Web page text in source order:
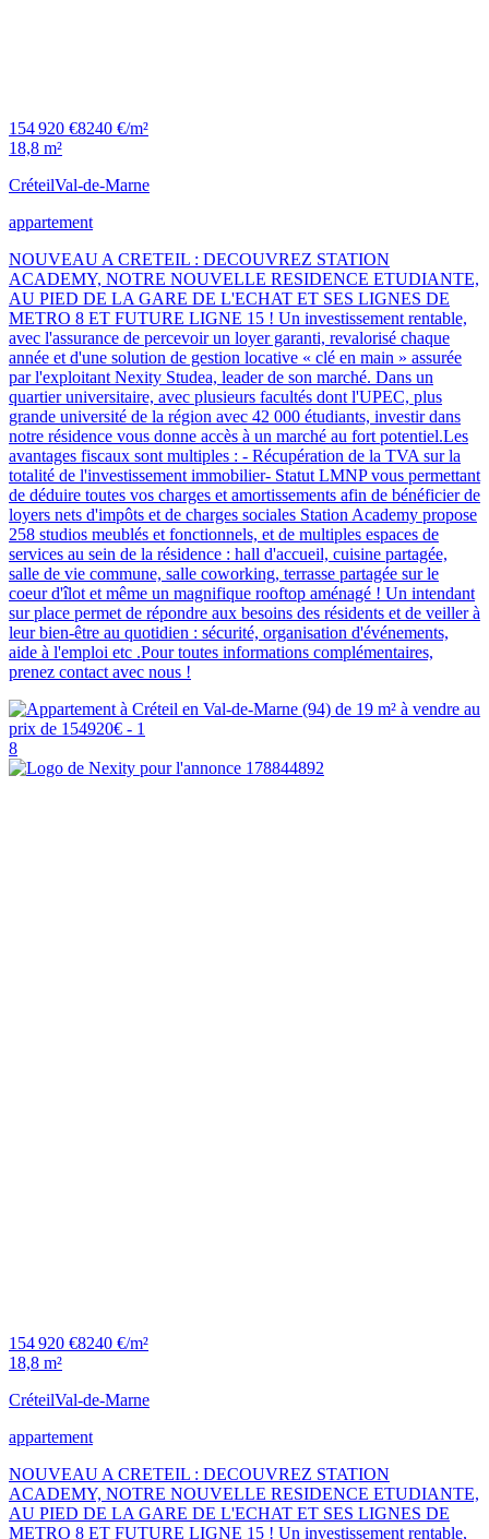
154 920 €8240 €/m²
18,8 m²
CréteilVal-de-Marne
appartement
NOUVEAU A CRETEIL : DECOUVREZ STATION
ACADEMY, NOTRE NOUVELLE RESIDENCE ETUDIANTE,
AU PIED DE LA GARE DE L'ECHAT ET SES LIGNES DE
METRO 8 ET FUTURE LIGNE 15 ! Un investissement rentable,
avec l'assurance de percevoir un loyer garanti, revalorisé chaque
année et d'une solution de gestion locative « clé en main » assurée
par l'exploitant Nexity Studea, leader de son marché. Dans un
quartier universitaire, avec plusieurs facultés dont l'UPEC, plus
grande université de la région avec 42 000 étudiants, investir dans
notre résidence vous donne accès à un marché au fort potentiel.Les
avantages fiscaux sont multiples : - Récupération de la TVA sur la
totalité de l'investissement immobilier- Statut LMNP vous permettant
de déduire toutes vos charges et amortissements afin de bénéficier de
loyers nets d'impôts et de charges sociales Station Academy propose
258 studios meublés et fonctionnels, et de multiples espaces de
services au sein de la résidence : hall d'accueil, cuisine partagée,
salle de vie commune, salle coworking, terrasse partagée sur le
coeur d'îlot et même un magnifique rooftop aménagé ! Un intendant
sur place permet de répondre aux besoins des résidents et de veiller à
leur bien-être au quotidien : sécurité, organisation d'événements,
aide à l'emploi etc .Pour toutes informations complémentaires,
prenez contact avec nous !
8
154 920 €8240 €/m²
18,8 m²
CréteilVal-de-Marne
appartement
NOUVEAU A CRETEIL : DECOUVREZ STATION
ACADEMY, NOTRE NOUVELLE RESIDENCE ETUDIANTE,
AU PIED DE LA GARE DE L'ECHAT ET SES LIGNES DE
METRO 8 ET FUTURE LIGNE 15 ! Un investissement rentable,